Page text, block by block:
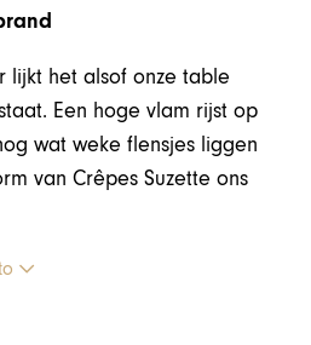
lijkt het alsof onze table
Een hoge vlam rijst op
wat weke flensjes liggen
van Crêpes Suzette ons